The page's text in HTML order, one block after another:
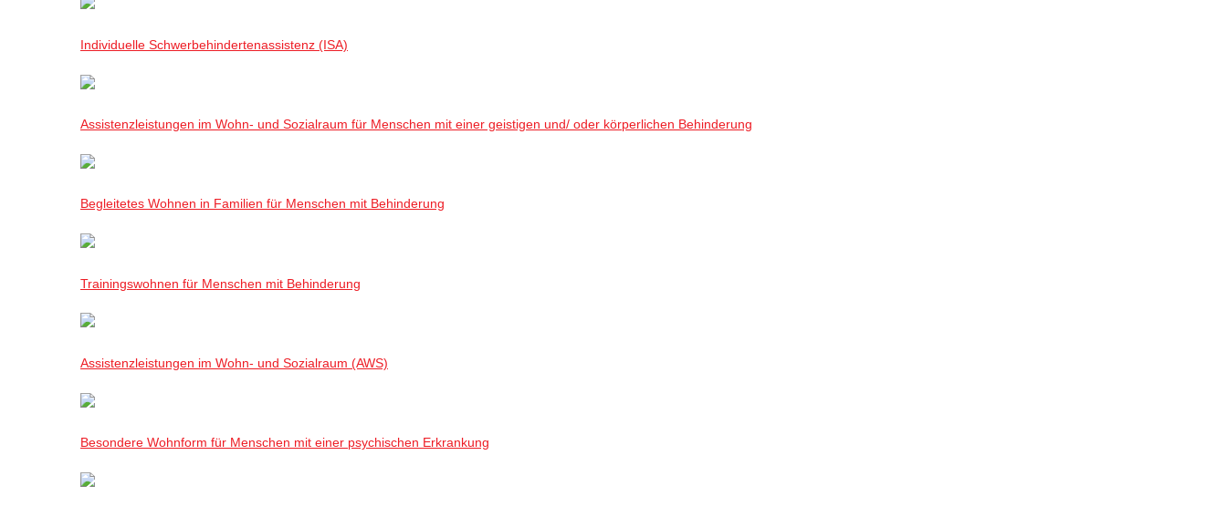
Individuelle Schwerbehindertenassistenz (ISA)
Assistenzleistungen im Wohn- und Sozialraum für Menschen mit einer geistigen und/ oder körperlichen Behinderung
Begleitetes Wohnen in Familien für Menschen mit Behinderung
Trainingswohnen für Menschen mit Behinderung
Assistenzleistungen im Wohn- und Sozialraum (AWS)
Besondere Wohnform für Menschen mit einer psychischen Erkrankung